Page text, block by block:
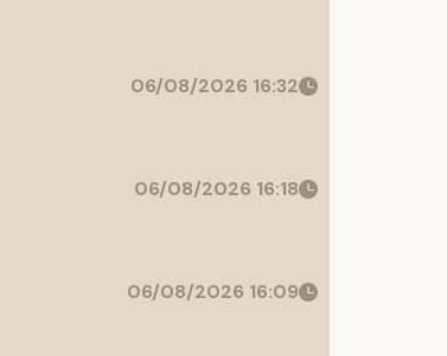
06/08/2026 16:32
06/08/2026 16:18
06/08/2026 16:09